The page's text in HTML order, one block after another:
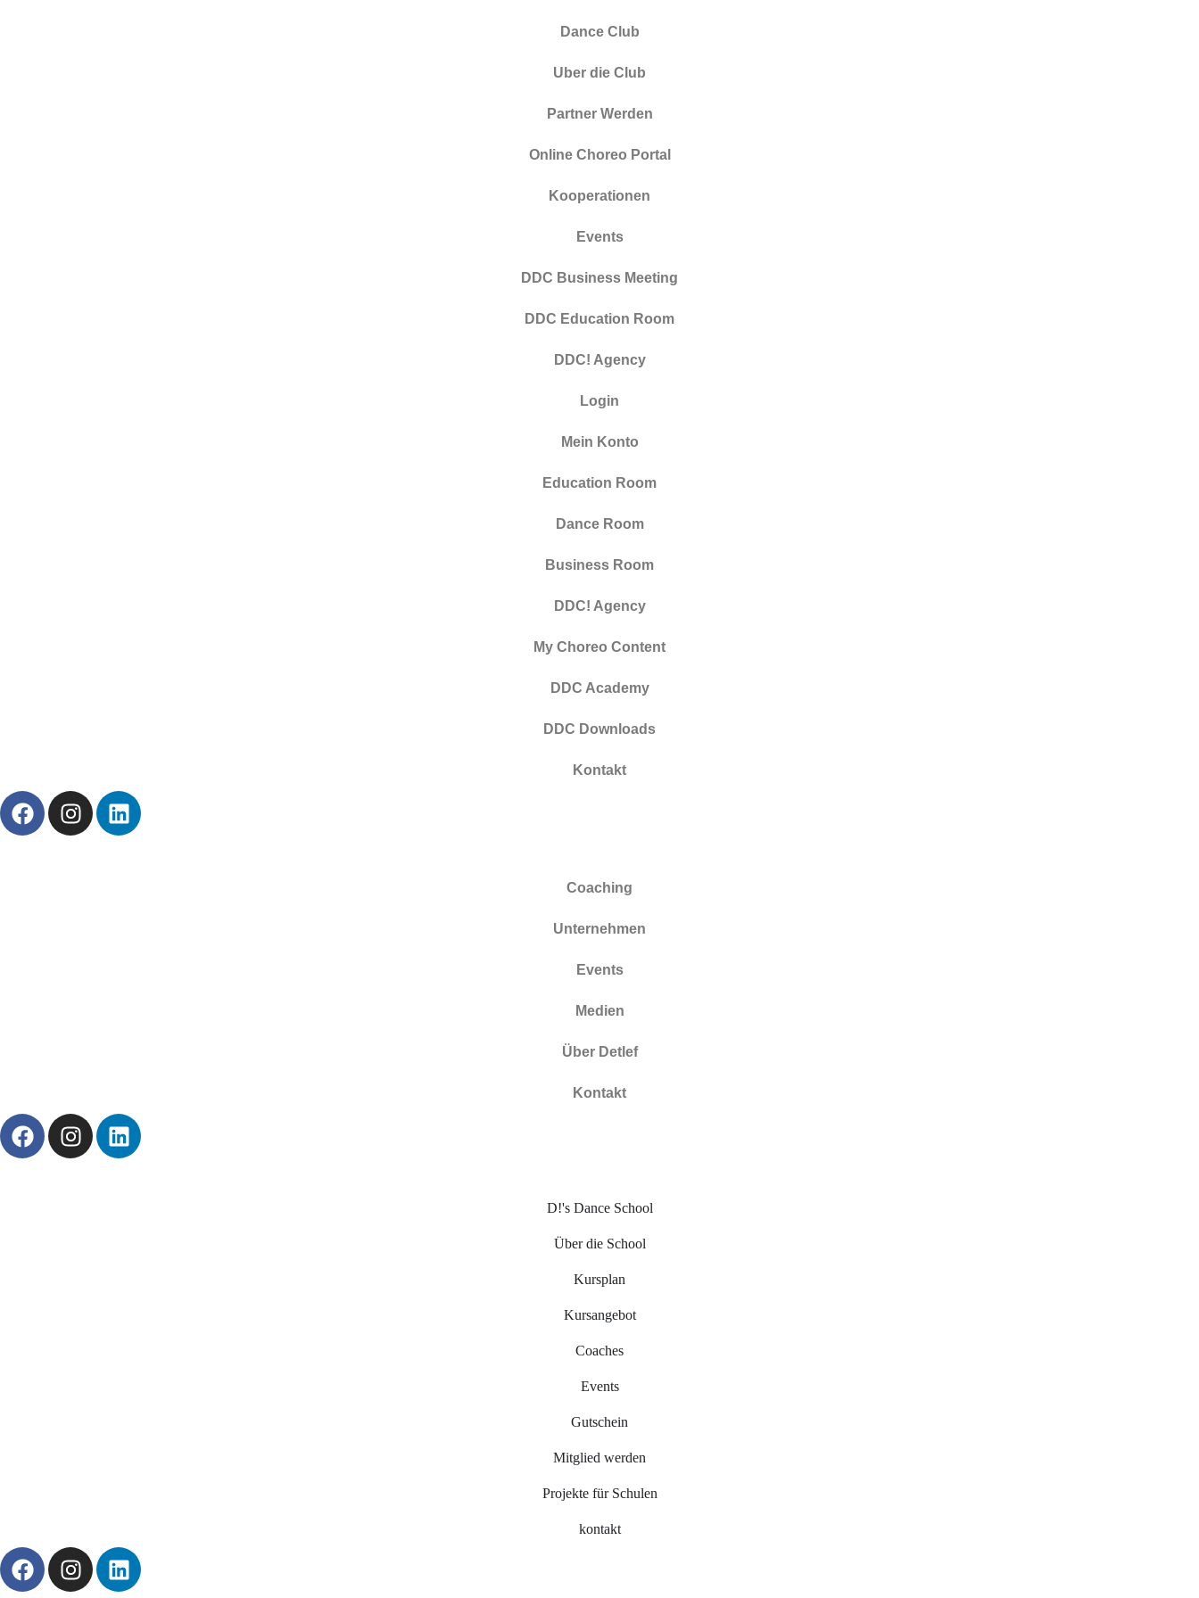
Dance Club
Uber die Club
Partner Werden
Online Choreo Portal
Kooperationen
Events
DDC Business Meeting
DDC Education Room
DDC! Agency
Login
Mein Konto
Education Room
Dance Room
Business Room
DDC! Agency
My Choreo Content
DDC Academy
DDC Downloads
Kontakt
Coaching
Unternehmen
Events
Medien
Über Detlef
Kontakt
D!'s Dance School
Über die School
Kursplan
Kursangebot
Coaches
Events
Gutschein
Mitglied werden
Projekte für Schulen
kontakt